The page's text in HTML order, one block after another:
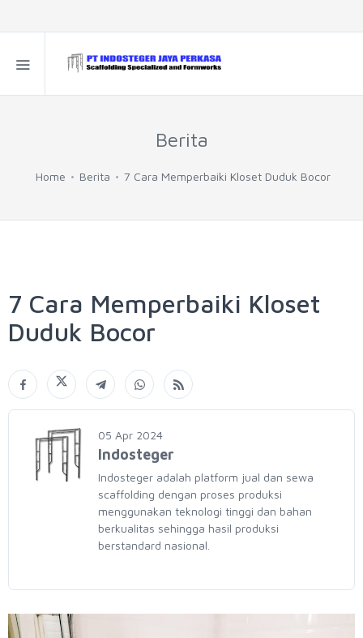
Berita
Home Berita 7 Cara Memperbaiki Kloset Duduk Bocor
7 Cara Memperbaiki Kloset
Duduk Bocor
05 Apr 2024
Indosteger
Indosteger adalah platform jual dan sewa
scaffolding dengan proses produksi
menggunakan teknologi tinggi dan bahan
berkualitas sehingga hasil produksi
berstandard nasional.